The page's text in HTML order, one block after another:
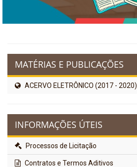
MATÉRIAS E PUBLICAÇÕES
ACERVO ELETRÔNICO (2017 - 2020)
INFORMAÇÕES ÚTEIS
Processos de Licitação
Contratos e Termos Aditivos